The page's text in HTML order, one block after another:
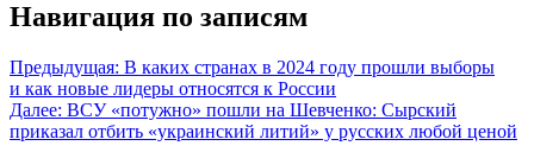
Навигация по записям
Предыдущая: В каких странах в 2024 году прошли выборы
и как новые лидеры относятся к России
Далее: ВСУ «потужно» пошли на Шевченко: Сырский
приказал отбить «украинский литий» у русских любой ценой